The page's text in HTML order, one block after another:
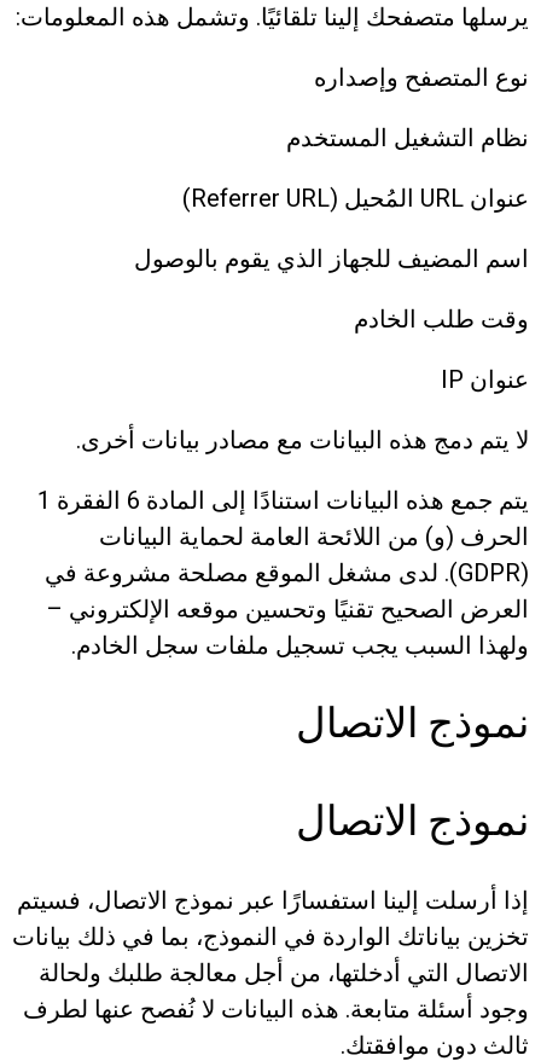
يرسلها متصفحك إلينا تلقائيًا. وتشمل هذه المعلومات:
نوع المتصفح وإصداره
نظام التشغيل المستخدم
عنوان URL المُحيل (Referrer URL)
اسم المضيف للجهاز الذي يقوم بالوصول
وقت طلب الخادم
عنوان IP
لا يتم دمج هذه البيانات مع مصادر بيانات أخرى.
يتم جمع هذه البيانات استنادًا إلى المادة 6 الفقرة 1
الحرف (و) من اللائحة العامة لحماية البيانات
(GDPR). لدى مشغل الموقع مصلحة مشروعة في
العرض الصحيح تقنيًا وتحسين موقعه الإلكتروني –
ولهذا السبب يجب تسجيل ملفات سجل الخادم.
نموذج الاتصال
نموذج الاتصال
إذا أرسلت إلينا استفسارًا عبر نموذج الاتصال، فسيتم
تخزين بياناتك الواردة في النموذج، بما في ذلك بيانات
الاتصال التي أدخلتها، من أجل معالجة طلبك ولحالة
وجود أسئلة متابعة. هذه البيانات لا نُفصح عنها لطرف
ثالث دون موافقتك.